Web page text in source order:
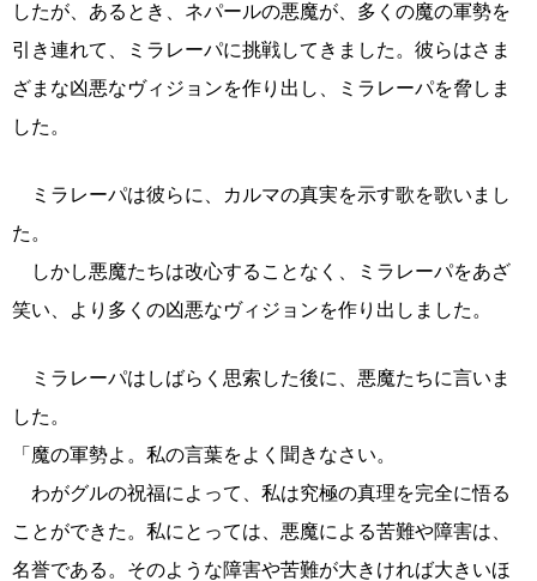
したが、あるとき、ネパールの悪魔が、多くの魔の軍勢を
引き連れて、ミラレーパに挑戦してきました。彼らはさま
ざまな凶悪なヴィジョンを作り出し、ミラレーパを脅しま
した。
ミラレーパは彼らに、カルマの真実を示す歌を歌いまし
た。
しかし悪魔たちは改心することなく、ミラレーパをあざ
笑い、より多くの凶悪なヴィジョンを作り出しました。
ミラレーパはしばらく思索した後に、悪魔たちに言いま
した。
「魔の軍勢よ。私の言葉をよく聞きなさい。
わがグルの祝福によって、私は究極の真理を完全に悟る
ことができた。私にとっては、悪魔による苦難や障害は、
名誉である。そのような障害や苦難が大きければ大きいほ